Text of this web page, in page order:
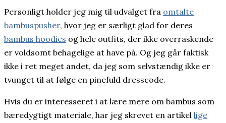
Personligt holder jeg mig til udvalget fra omtalte
bambuspusher, hvor jeg er særligt glad for deres
bambus hoodies og hele outfits, der ikke overraskende
er voldsomt behagelige at have på. Og jeg går faktisk
ikke i ret meget andet, da jeg som selvstændig ikke er
tvunget til at følge en pinefuld dresscode.
Hvis du er interesseret i at lære mere om bambus som
bæredygtigt materiale, har jeg skrevet en artikel lige